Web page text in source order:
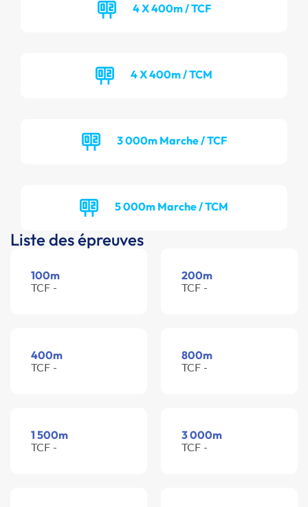
4 X 400m / TCF
4 X 400m / TCM
3 000m Marche / TCF
5 000m Marche / TCM
Liste des épreuves
100m
TCF -
200m
TCF -
400m
TCF -
800m
TCF -
1 500m
TCF -
3 000m
TCF -